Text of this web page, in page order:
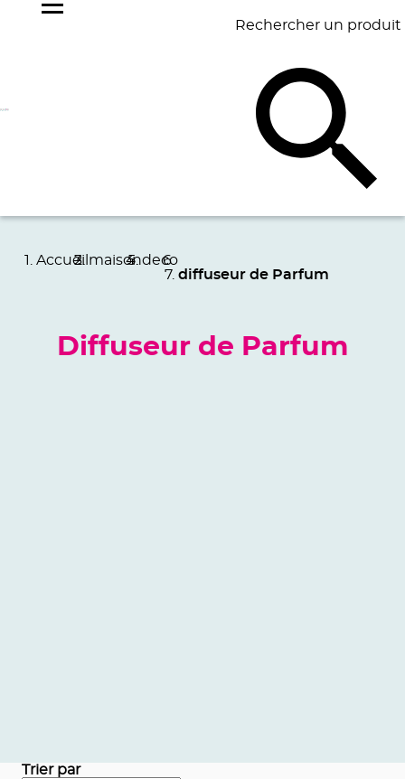
Rechercher un produit
BAGAGERIE BUREAU
Accueil maisondeco
diffuseur de Parfum
Diffuseur de Parfum
Trier par